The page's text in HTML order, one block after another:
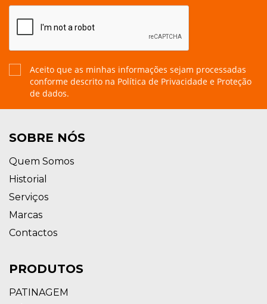
Aceito que as minhas informações sejam processadas
conforme descrito na Política de Privacidade e Proteção
de dados.
SOBRE NÓS
Quem Somos
Historial
Serviços
Marcas
Contactos
PRODUTOS
PATINAGEM